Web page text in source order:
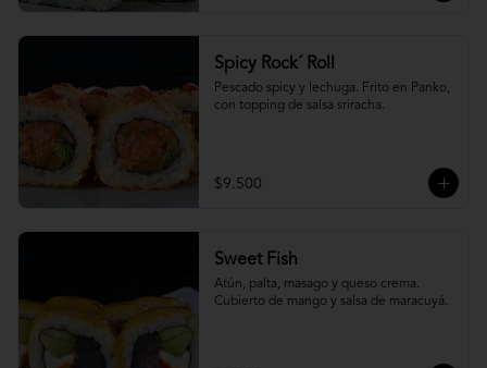
Spicy Rock´ Roll
Pescado spicy y lechuga. Frito en Panko,
con topping de salsa sriracha.
$9.500
Sweet Fish
Atún, palta, masago y queso crema.
Cubierto de mango y salsa de maracuyá.